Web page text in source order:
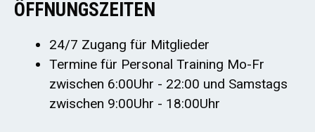
ÖFFNUNGSZEITEN
24/7 Zugang für Mitglieder
Termine für Personal Training Mo-Fr
zwischen 6:00Uhr - 22:00 und Samstags
zwischen 9:00Uhr - 18:00Uhr